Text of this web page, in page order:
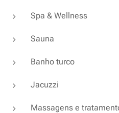
Spa & Wellness
Sauna
Banho turco
Jacuzzi
Massagens e